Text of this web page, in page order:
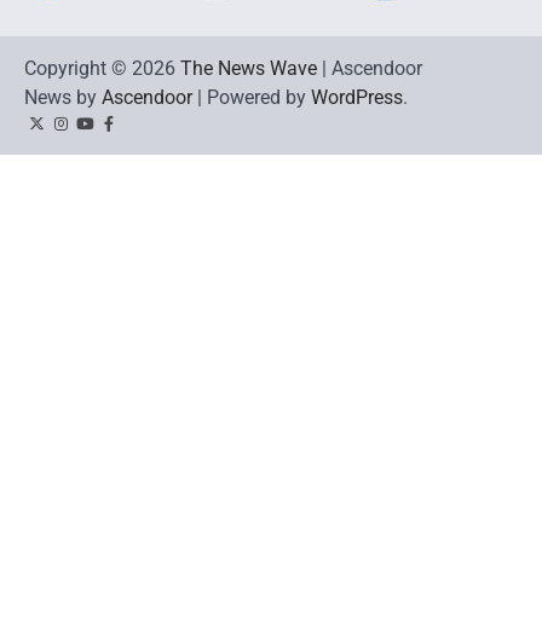
Copyright © 2026 The News Wave | Ascendoor
News by Ascendoor| Powered by WordPress.
TwitterInstagram
YouTubeFacebook